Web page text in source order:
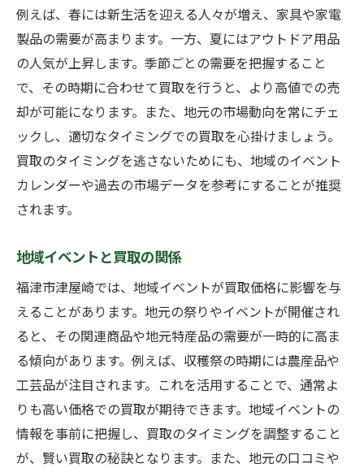
例えば、春には新生活を迎える人々が増え、家具や家電
製品の需要が高まります。一方、夏にはアウトドア用品
の人気が上昇します。季節ごとの需要を把握すること
で、その時期に合わせて買取を行うと、より高値での売
却が可能になります。また、地元の市場動向を常にチェ
ックし、適切なタイミングでの買取を心掛けましょう。
買取のタイミングを逃さないためにも、地域のイベント
カレンダーや過去の市場データを参考にすることが推奨
されます。
地域イベントと買取の関係
福津市津屋崎では、地域イベントが買取価格に影響を与
えることがあります。地元の祭りやイベントが開催され
ると、その関連商品や地元特産品の需要が一時的に高ま
る傾向があります。例えば、収穫祭の時期には農産品や
工芸品が注目されます。これを活用することで、通常よ
りも高い価格での買取が期待できます。地域イベントの
情報を事前に把握し、買取のタイミングを調整すること
が、賢い買取の秘訣となります。また、地元の口コミや